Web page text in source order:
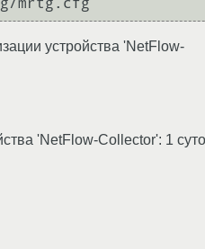
устройства 'NetFlow-
'NetFlow-Collector': 1